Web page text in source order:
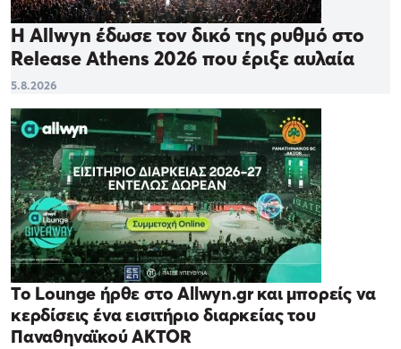
Η Allwyn έδωσε τον δικό της ρυθμό στο
Release Athens 2026 που έριξε αυλαία
5.8.2026
Το Lounge ήρθε στο Allwyn.gr και μπορείς να
κερδίσεις ένα εισιτήριο διαρκείας του
Παναθηναϊκού AKTOR